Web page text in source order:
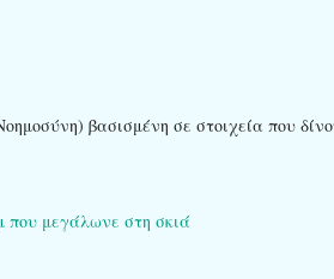
βασισμένη σε στοιχεία που
που μεγάλωνε στη σκιά